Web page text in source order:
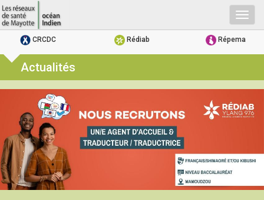
CRCDC Rédiab Répema
Actualités